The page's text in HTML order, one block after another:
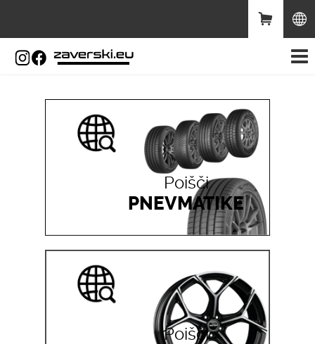
Poišči
PNEVMATIKE
Poišči